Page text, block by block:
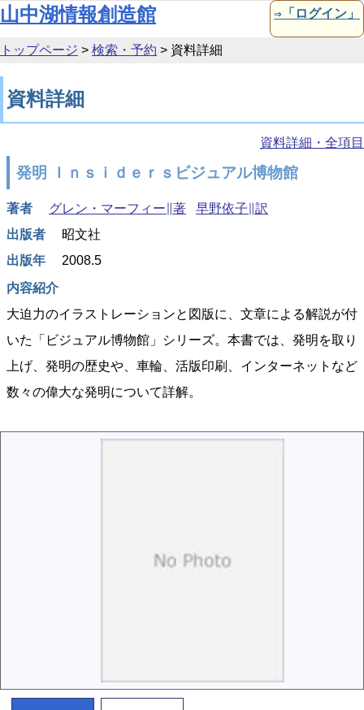
本文へ移動
山中湖情報創造館 ⇒「ログイン」
トップページ > 検索・予約 > 資料詳細
資料詳細
資料詳細・全項目
発明 Ｉｎｓｉｄｅｒｓビジュアル博物館
著者 グレン・マーフィー∥著
早野依子∥訳
出版者
昭文社
出版年
2008.5
内容紹介
大迫力のイラストレーションと図版に、文章による解説が付
いた「ビジュアル博物館」シリーズ。本書では、発明を取り
上げ、発明の歴史や、車輪、活版印刷、インターネットなど
数々の偉大な発明について詳解。